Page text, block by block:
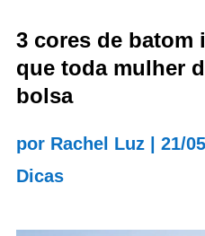
3 cores de batom
que toda mulher
bolsa
por Rachel Luz| 21/
Dicas